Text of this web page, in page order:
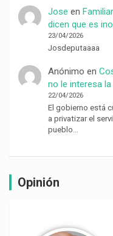
Jose en
dicen que es
23/04/2026
Josdeputaaaa
Anónimo en
no le interesa
22/04/2026
El gobierno está
a privatizar el
pueblo…
Opinión